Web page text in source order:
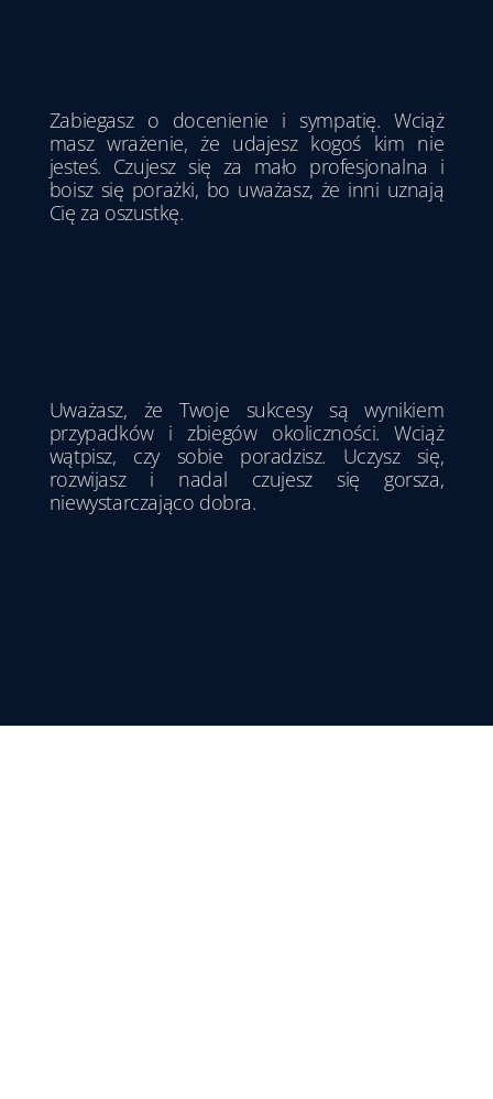
Zabiegasz o docenienie i sympatię. Wciąż
masz wrażenie, że udajesz kogoś kim nie
jesteś. Czujesz się za mało profesjonalna i
boisz się porażki, bo uważasz, że inni uznają
Cię za oszustkę.
Uważasz, że Twoje sukcesy są wynikiem
przypadków i zbiegów okoliczności. Wciąż
wątpisz, czy sobie poradzisz. Uczysz się,
rozwijasz i nadal czujesz się gorsza,
niewystarczająco dobra.